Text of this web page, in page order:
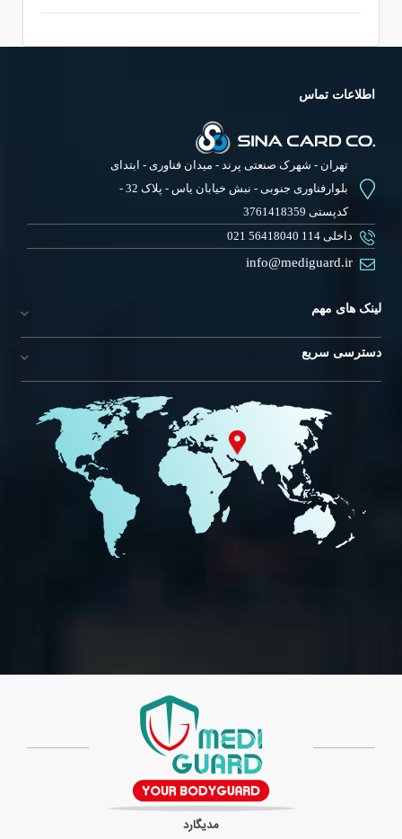
اطلاعات تماس
تهران - شهرک صنعتی پرند - میدان فناوری - ابتدای
بلوارفناوری جنوبی - نبش خیابان یاس - پلاک 32 -
کدپستی 3761418359
021 56418040 داخلی 114
info@mediguard.ir
لینک های مهم
دسترسی سریع
مدیگارد